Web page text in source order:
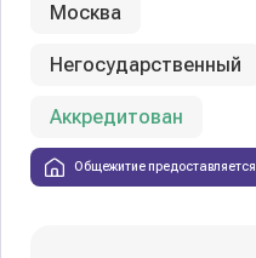
Москва
Негосударственный
Аккредитован
Общежитие предоставляется